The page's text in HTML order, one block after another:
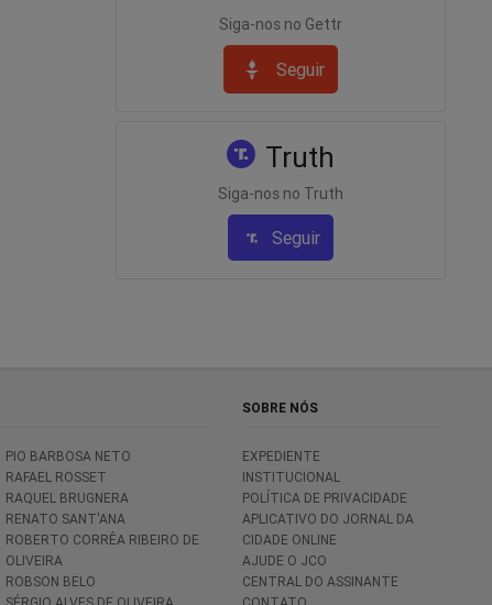
Siga-nos no Gettr
Seguir
Truth
Siga-nos no Truth
Seguir
PIO BARBOSA NETO
RAFAEL ROSSET
RAQUEL BRUGNERA
RENATO SANT'ANA
ROBERTO CORRÊA RIBEIRO DE
OLIVEIRA
ROBSON BELO
SOBRE NÓS
EXPEDIENTE
INSTITUCIONAL
POLÍTICA DE PRIVACIDADE
APLICATIVO DO JORNAL DA
CIDADE ONLINE
AJUDE O JCO
CENTRAL DO ASSINANTE